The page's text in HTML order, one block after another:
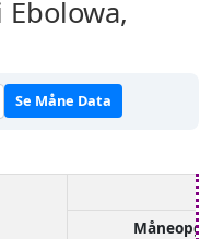
Se Måne Data